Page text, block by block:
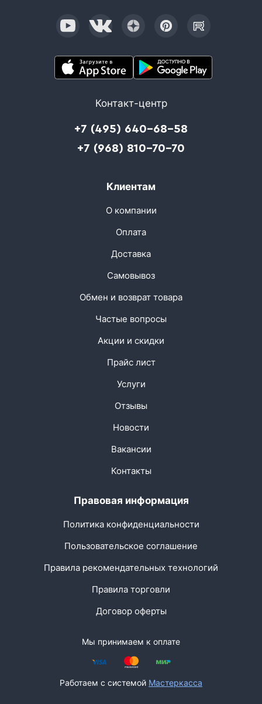
Контакт-центр
+7 (495) 640-68-58
+7 (968) 810-70-70
Клиентам
О компании
Оплата
Доставка
Самовывоз
Обмен и возврат товара
Частые вопросы
Акции и скидки
Прайс лист
Услуги
Отзывы
Новости
Вакансии
Контакты
Правовая информация
Политика конфиденциальности
Пользовательское соглашение
Правила рекомендательных технологий
Правила торговли
Договор оферты
Мы принимаем к оплате
Работаем с системой Мастеркасса